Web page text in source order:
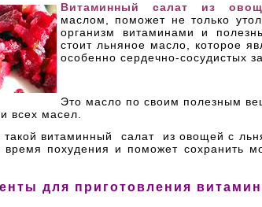
Витаминный салат из
маслом, поможет не только
организм витаминами и
стоит льняное масло, которое
особенно сердечно-сосудистых
Это масло по своим полезным
всех масел.
такой витаминный салат из овощей с
похудения и поможет сохранить
для приготовления